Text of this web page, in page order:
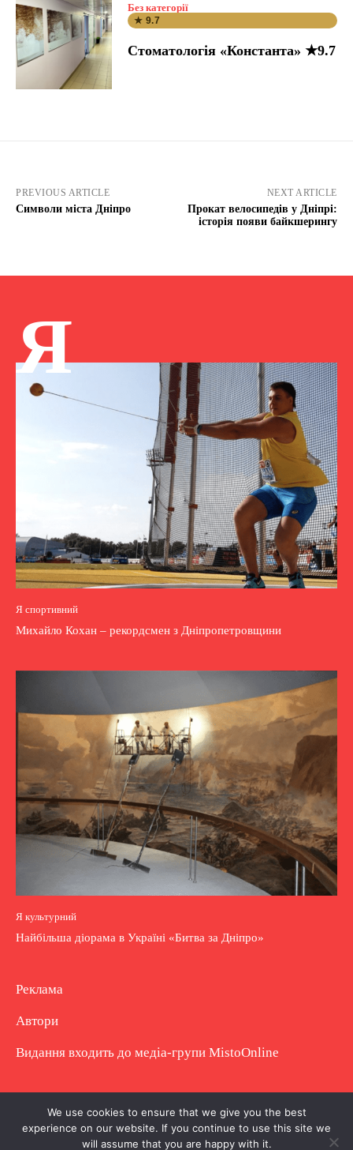
Без категорії
★ 9.7
Стоматологія «Константа» ★9.7
PREVIOUS ARTICLE
Символи міста Дніпро
NEXT ARTICLE
Прокат велосипедів у Дніпрі:
історія появи байкшерингу
Я
Я спортивний
Михайло Кохан – рекордсмен з Дніпропетровщини
Я культурний
Найбільша діорама в Україні «Битва за Дніпро»
Реклама
Автори
Видання входить до медіа-групи MistoOnline
Copyright © Повне використання матеріалу
заборонено. Частково можна з гіперпосиланням.
We use cookies to ensure that we give you the best
experience on our website. If you continue to use this site we
will assume that you are happy with it.